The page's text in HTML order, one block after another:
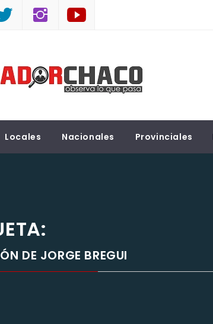
CHACO
Locales Nacionales Provinciales
DE JORGE BREGUI